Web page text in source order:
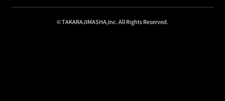
© TAKARAJIMASHA,Inc. All Rights Reserved.